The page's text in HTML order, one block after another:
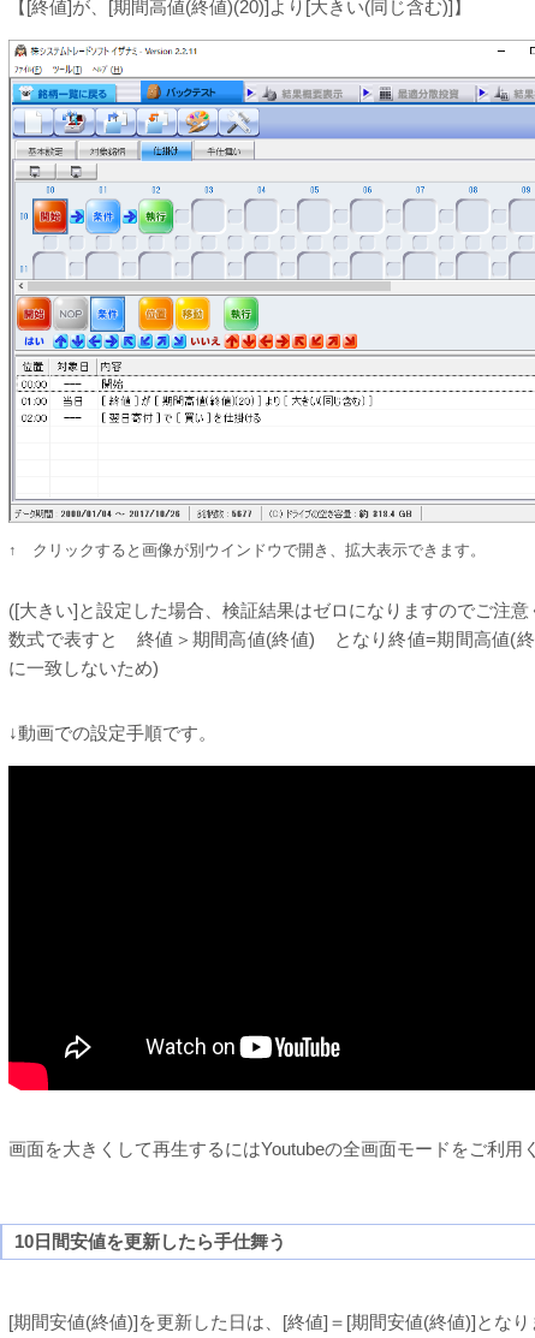
【[終値]が、[期間高値(終値)(20)]より[大きい(同じ含む)]】
↑ クリックすると画像が別ウインドウで開き、拡大表示できます。
([大きい]と設定した場合、検証結果はゼロになりますのでご注意
数式で表すと 終値＞期間高値(終値) となり終値=期間高値(
に一致しないため)
↓動画での設定手順です。
画面を大きくして再生するにはYoutubeの全画面モードをご利用
10日間安値を更新したら手仕舞う
[期間安値(終値)]を更新した日は、[終値]＝[期間安値(終値)]となり